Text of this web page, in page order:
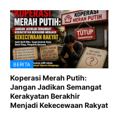
BERITA
Koperasi Merah Putih:
Jangan Jadikan Semangat
Kerakyatan Berakhir
Menjadi Kekecewaan Rakyat